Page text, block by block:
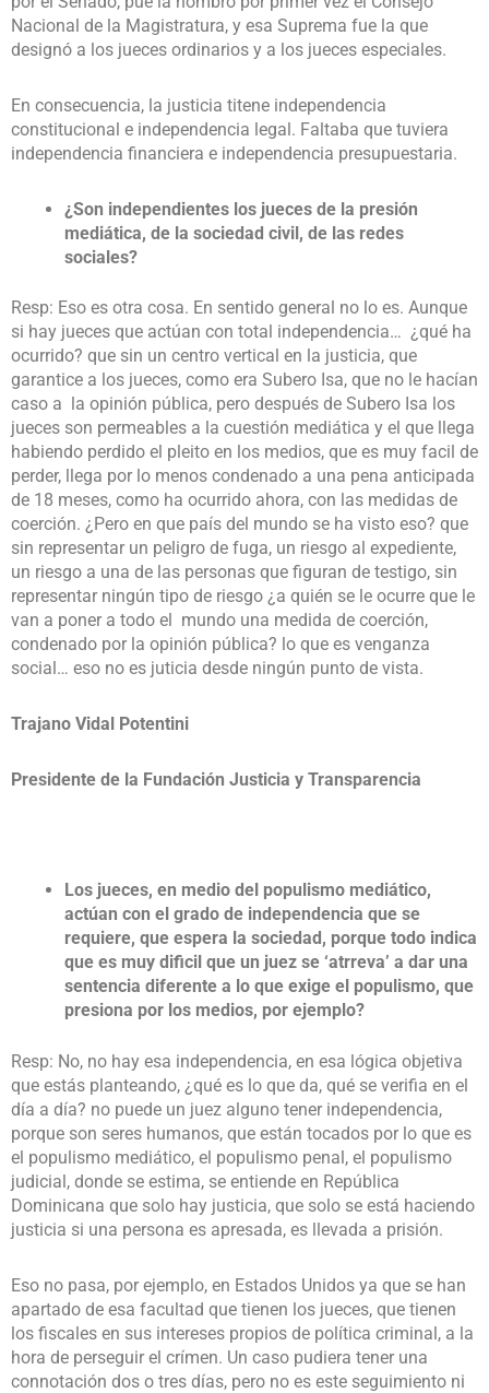
Nacional de la Magistratura, y esa Suprema fue la que
designó a los jueces ordinarios y a los jueces especiales.
En consecuencia, la justicia titene independencia
constitucional e independencia legal. Faltaba que tuviera
independencia financiera e independencia presupuestaria.
¿Son independientes los jueces de la presión
mediática, de la sociedad civil, de las redes
sociales?
Resp: Eso es otra cosa. En sentido general no lo es. Aunque
si hay jueces que actúan con total independencia… ¿qué ha
ocurrido? que sin un centro vertical en la justicia, que
garantice a los jueces, como era Subero Isa, que no le hacían
caso a la opinión pública, pero después de Subero Isa los
jueces son permeables a la cuestión mediática y el que llega
habiendo perdido el pleito en los medios, que es muy facil de
perder, llega por lo menos condenado a una pena anticipada
de 18 meses, como ha ocurrido ahora, con las medidas de
coerción. ¿Pero en que país del mundo se ha visto eso? que
sin representar un peligro de fuga, un riesgo al expediente,
un riesgo a una de las personas que figuran de testigo, sin
representar ningún tipo de riesgo ¿a quién se le ocurre que le
van a poner a todo el mundo una medida de coerción,
condenado por la opinión pública? lo que es venganza
social… eso no es juticia desde ningún punto de vista.
Trajano Vidal Potentini
Presidente de la Fundación Justicia y Transparencia
Los jueces, en medio del populismo mediático,
actúan con el grado de independencia que se
requiere, que espera la sociedad, porque todo indica
que es muy dificil que un juez se ‘atrreva’ a dar una
sentencia diferente a lo que exige el populismo, que
presiona por los medios, por ejemplo?
Resp: No, no hay esa independencia, en esa lógica objetiva
que estás planteando, ¿qué es lo que da, qué se verifia en el
día a día? no puede un juez alguno tener independencia,
porque son seres humanos, que están tocados por lo que es
el populismo mediático, el populismo penal, el populismo
judicial, donde se estima, se entiende en República
Dominicana que solo hay justicia, que solo se está haciendo
justicia si una persona es apresada, es llevada a prisión.
Eso no pasa, por ejemplo, en Estados Unidos ya que se han
apartado de esa facultad que tienen los jueces, que tienen
los fiscales en sus intereses propios de política criminal, a la
hora de perseguir el crímen. Un caso pudiera tener una
connotación dos o tres días, pero no es este seguimiento ni